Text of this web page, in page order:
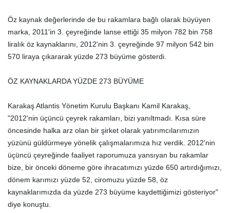
Öz kaynak değerlerinde de bu rakamlara bağlı olarak büyüyen
marka, 2011'in 3. çeyreğinde lanse ettiği 35 milyon 782 bin 758
liralık öz kaynaklarını, 2012'nin 3. çeyreğinde 97 milyon 542 bin
570 liraya çıkararak yüzde 273 büyüme gösterdi.
ÖZ KAYNAKLARDA YÜZDE 273 BÜYÜME
Karakaş Atlantis Yönetim Kurulu Başkanı Kamil Karakaş,
"2012'nin üçüncü çeyrek rakamları, bizi yanıltmadı. Kısa süre
öncesinde halka arz olan bir şirket olarak yatırımcılarımızın
yüzünü güldürmeye yönelik çalışmalarımıza hız verdik. 2012'nin
üçüncü çeyreğinde faaliyet raporumuza yansıyan bu rakamlar
bize, bir önceki döneme göre ihracatımızı yüzde 650 artırdığımızı,
dönem karımızı yüzde 52, ciromuzu yüzde 58, öz
kaynaklarımızda da yüzde 273 büyüme kaydettiğimizi gösteriyor"
diye konuştu.